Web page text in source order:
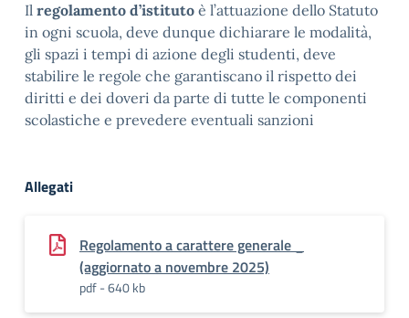
Il regolamento d’istituto è l’attuazione dello Statuto
in ogni scuola, deve dunque dichiarare le modalità,
gli spazi i tempi di azione degli studenti, deve
stabilire le regole che garantiscano il rispetto dei
diritti e dei doveri da parte di tutte le componenti
scolastiche e prevedere eventuali sanzioni
Allegati
Regolamento a carattere generale _
(aggiornato a novembre 2025)
pdf - 640 kb